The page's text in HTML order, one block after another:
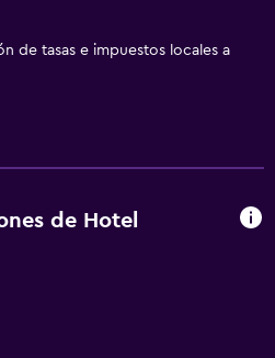
de tasas e impuestos locales a
de Hotel